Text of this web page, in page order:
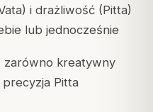
i drażliwość (Pitta)
lub jednocześnie
zarówno kreatywny
precyzja Pitta